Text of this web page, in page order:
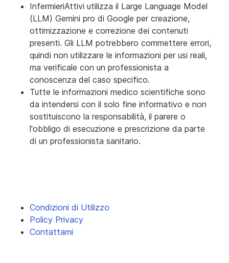
InfermieriAttivi utilizza il Large Language Model
(LLM) Gemini pro di Google per creazione,
ottimizzazione e correzione dei contenuti
presenti. Gli LLM potrebbero commettere errori,
quindi non utilizzare le informazioni per usi reali,
ma verificale con un professionista a
conoscenza del caso specifico.
Tutte le informazioni medico scientifiche sono
da intendersi con il solo fine informativo e non
sostituiscono la responsabilità, il parere o
l'obbligo di esecuzione e prescrizione da parte
di un professionista sanitario.
Condizioni di Utilizzo
Policy Privacy
Contattami